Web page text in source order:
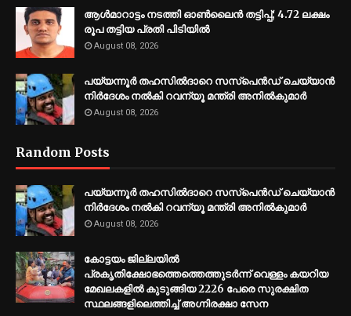
ആൾമാറാട്ടം നടത്തി ഓൺലൈൻ തട്ടിപ്പ്; 4.72 ലക്ഷം
രൂപ തട്ടിയ പ്രതി പിടിയിൽ
August 08, 2026
പയ്യന്നൂർ തഹസിൽദാറെ സസ്പെൻഡ് ചെയ്യാൻ
നിർദേശം നൽകി റവന്യൂ മന്ത്രി അനിൽകുമാർ
August 08, 2026
Random Posts
പയ്യന്നൂർ തഹസിൽദാറെ സസ്പെൻഡ് ചെയ്യാൻ
നിർദേശം നൽകി റവന്യൂ മന്ത്രി അനിൽകുമാർ
August 08, 2026
​കോട്ടയം ജില്ലയില്‍
പ്രകൃതിക്ഷോഭത്തെത്തെത്തുടര്‍ന്ന് വെള്ളം കയറിയ
മേഖലകളില്‍ കുടുങ്ങിയ 2226 പേരെ സുരക്ഷിത
സ്ഥലങ്ങളിലെത്തിച്ച് അഗ്നിരക്ഷാ സേന